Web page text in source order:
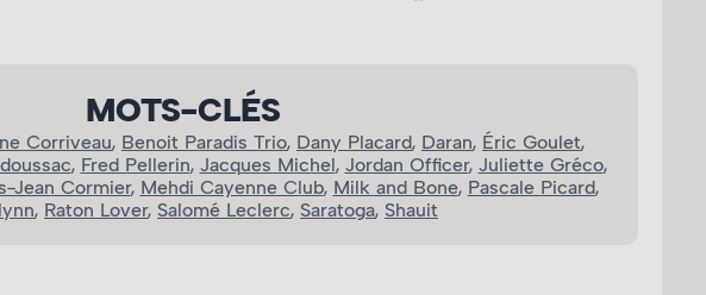
MOTS-CLÉS
Corriveau, Benoit Paradis Trio, Dany Placard, Daran, Éric Goulet
, Fred Pellerin, Jacques Michel, Jordan Officer, Juliette Gréco,
Jean Cormier, Mehdi Cayenne Club, Milk and Bone, Pascale Picard,
, Raton Lover, Salomé Leclerc, Saratoga, Shauit